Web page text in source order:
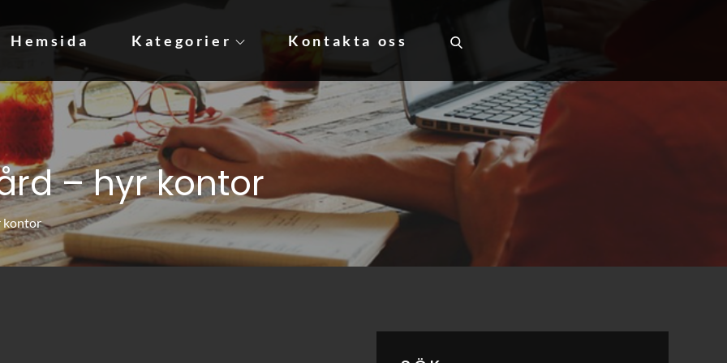
Hemsida Kategorier Kontakta oss
– hyr kontor
kontor